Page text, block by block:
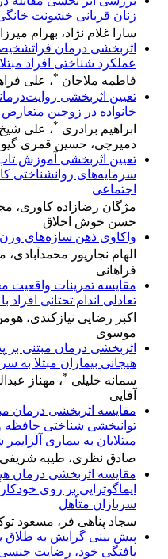
زنان قربانی خشونت
سارا غلام نژاد، بهرام
اثربخشی درمان
عملکرد شناختی افراد
فاطمه ملاجان * ، علی
تعیین اثربخشی
خانواده در زوجین متعارض
ابراهیم برادری *، علی
دمیرچی، حسین قمری
تعیین اثربخشی آموزش
سرمایه‌های روانشناختی
اجتماعی
مژگان رضازاده کاوری،
حسن خوش اخلاق
واکاوی ذهن سازه‌های وزن
الهام نجارپور
فراهانی
مقایسه تمرینات واقعیت
تعادلی اندام تحتانی افراد
اکبر رضایی نیازکندی،
موسوی
اثربخشی درمان مبتنی بر
هیجانی بیماران مبتلا به
سمانه خلیلی *، مهناز
آقایی
مقایسه اثربخشی درمان
توانبخشی شناختی حافظه
مبتلایان به بیماری
صادق نظری، طیبه شریفی
مقایسه اثربخشی درمان
ایماگوتراپی بر روی
سربازان متأهل
سجاد پناهی فر، مسعود
پیش بینی گرایش به طلاق
یافتگی خود، رضایت